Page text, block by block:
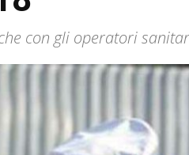
con gli operatori